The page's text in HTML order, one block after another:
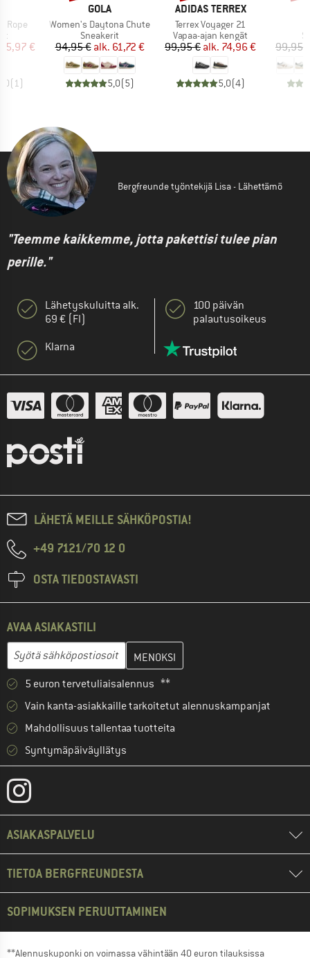
Rope
hinta
55,97 €
( 1)
MERKKI
GOLA
Tuote
Women's Daytona Chute
Tuoteryhmä
Sneakerit
Hinta
94,95 € Alennettu hinta
alk. 61,72 €
5,0(5)
MERKKI
ADIDAS TERREX
Tuote
Terrex Voyager 21
Tuoteryhmä
Vapaa-ajan kengät
Hinta
99,95 € Alennettu hinta
alk. 74,96 €
5,0(4)
99,95
Bergfreunde työntekijä Lisa - Lähettämö
"Teemme kaikkemme, jotta pakettisi tulee pian
perille."
Lähetyskuluitta alk.
69 € (FI)
Klarna
100 päivän
palautusoikeus
LÄHETÄ MEILLE SÄHKÖPOSTIA!
+49 7121/70 12 0
OSTA TIEDOSTAVASTI
AVAA ASIAKASTILI
Sähköpostiosoite
Anna sähköpostiosoitteesi ja luo seuraavassa vaiheessa
5 euron tervetuliaisalennus **
Vain kanta-asiakkaille tarkoitetut alennuskampanjat
Mahdollisuus tallentaa tuotteita
Syntymäpäiväyllätys
ASIAKASPALVELU
TIETOA BERGFREUNDESTA
SOPIMUKSEN PERUUTTAMINEN
**Alennuskuponki on voimassa vähintään 40 euron tilauksissa